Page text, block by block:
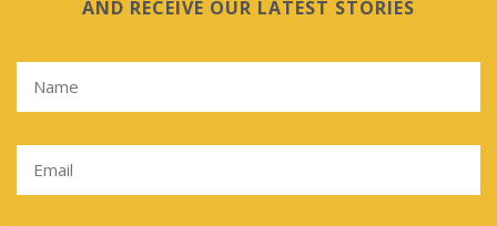
AND RECEIVE OUR LATEST STORIES